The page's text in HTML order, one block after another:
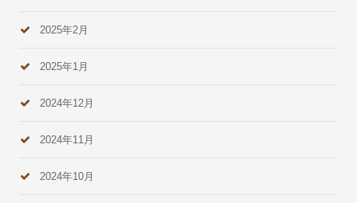
2025年2月
2025年1月
2024年12月
2024年11月
2024年10月